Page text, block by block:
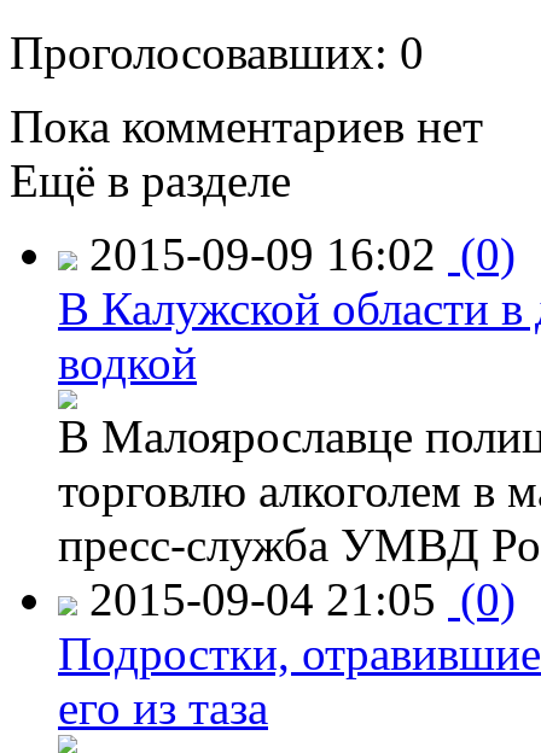
Проголосовавших: 0
Пока комментариев нет
Ещё в разделе
2015-09-09 16:02 (0)
В Калужской области в
водкой
В Малоярославце
торговлю алкоголем в
пресс-служба УМВД
2015-09-04 21:05 (0)
Подростки,
его из таза